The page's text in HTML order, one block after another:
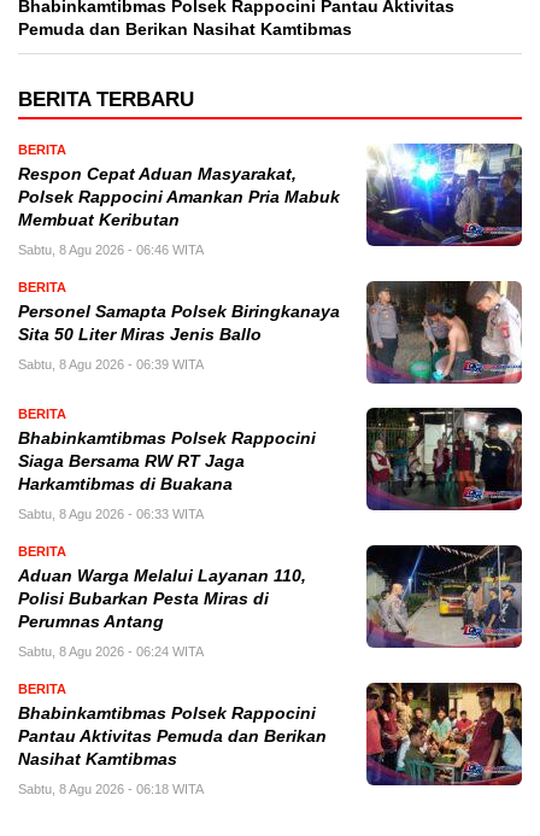
Bhabinkamtibmas Polsek Rappocini Pantau Aktivitas
Pemuda dan Berikan Nasihat Kamtibmas
BERITA TERBARU
BERITA
Respon Cepat Aduan Masyarakat,
Polsek Rappocini Amankan Pria Mabuk
Membuat Keributan
Sabtu, 8 Agu 2026 - 06:46 WITA
BERITA
Personel Samapta Polsek Biringkanaya
Sita 50 Liter Miras Jenis Ballo
Sabtu, 8 Agu 2026 - 06:39 WITA
BERITA
Bhabinkamtibmas Polsek Rappocini
Siaga Bersama RW RT Jaga
Harkamtibmas di Buakana
Sabtu, 8 Agu 2026 - 06:33 WITA
BERITA
Aduan Warga Melalui Layanan 110,
Polisi Bubarkan Pesta Miras di
Perumnas Antang
Sabtu, 8 Agu 2026 - 06:24 WITA
BERITA
Bhabinkamtibmas Polsek Rappocini
Pantau Aktivitas Pemuda dan Berikan
Nasihat Kamtibmas
Sabtu, 8 Agu 2026 - 06:18 WITA